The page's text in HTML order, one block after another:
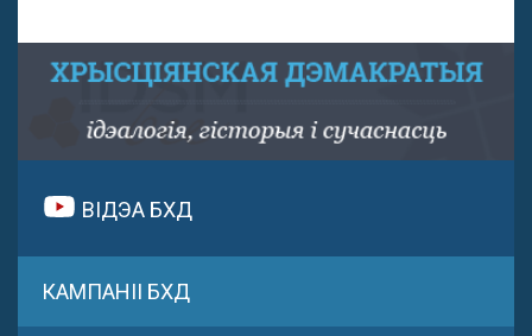
ВІДЭА БХД
КАМПАНІІ БХД